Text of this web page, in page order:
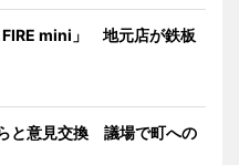
FIRE mini」 地元店が鉄板
と意見交換 議場で町への